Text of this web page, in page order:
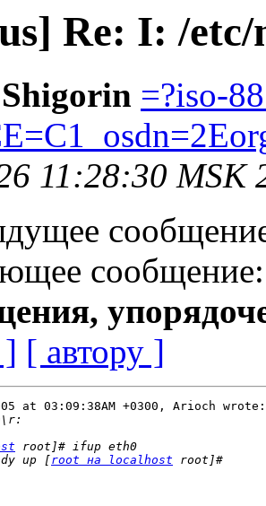
Re: I: /etc/
=?iso-
11:28:30 MSK
[ автору ]
at 03:09:38AM +0300, Arioch wrote:
up [
root на localhost